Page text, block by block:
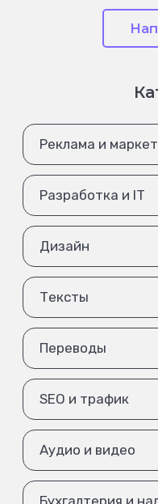
Реклама и
Разработка и IT
Дизайн
Тексты
Переводы
SEO и трафик
Аудио и видео